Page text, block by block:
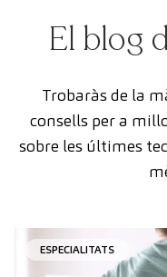
El blog
Trobaràs de la
consells per a
sobre les últimes
ESPECIALITATS